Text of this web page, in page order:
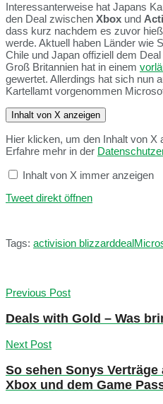
Interessanterweise hat Japans
den Deal zwischen Xbox und
dass kurz nachdem es zuvor
werde. Aktuell haben Länder wie
Chile und Japan offiziell dem
Groß Britannien hat in einem
gewertet. Allerdings hat sich nun
Kartellamt vorgenommen
Inhalt von X anzeigen
Hier klicken, um den Inhalt von X
Erfahre mehr in der
Inhalt von X immer anzeigen
Tweet direkt öffnen
Tags: activision blizzarddeal
Previous Post
Deals with Gold – Was
Next Post
So sehen Sonys
Xbox und dem Game